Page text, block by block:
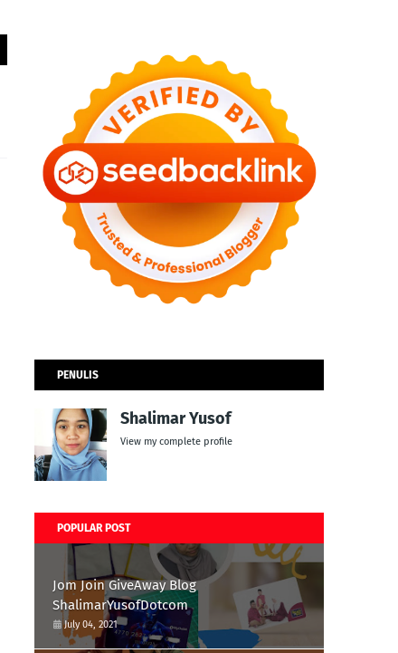
PENULIS
Shalimar Yusof
View my complete profile
POPULAR POST
Jom Join GiveAway Blog
ShalimarYusofDotcom
July 04, 2021